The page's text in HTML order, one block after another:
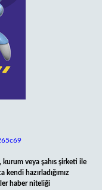
veya şahıs şirketi ile
kendi hazırladığımız
haber niteliği